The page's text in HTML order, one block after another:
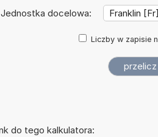
Jednostka docelowa:
Liczby w zapisie
do tego kalkulatora: